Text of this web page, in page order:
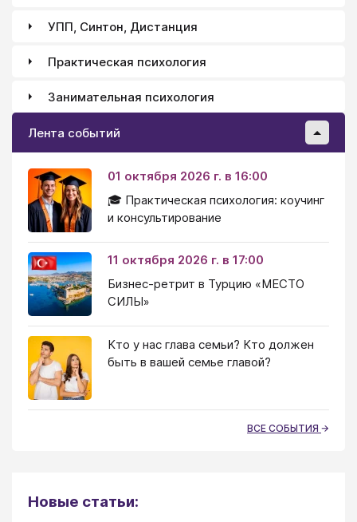
УПП, Синтон, Дистанция
Практическая психология
Занимательная психология
Лента событий
01 октября 2026 г. в 16:00
🎓 Практическая психология: коучинг
и консультирование
11 октября 2026 г. в 17:00
Бизнес-ретрит в Турцию «МЕСТО
СИЛЫ»
Кто у нас глава семьи? Кто должен
быть в вашей семье главой?
ВСЕ СОБЫТИЯ
Новые статьи: